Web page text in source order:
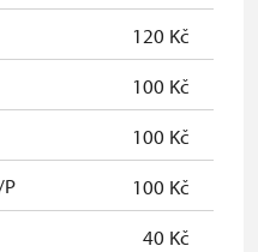
NPÚ
zdarma
až 3
zdarma
zdarma
120 Kč
100 Kč
100 Kč
100 Kč
40 Kč